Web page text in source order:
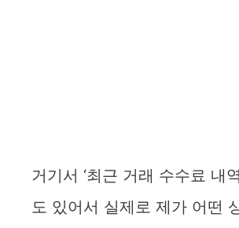
거기서 ‘최근 거래 수수료 내
도 있어서 실제로 제가 어떤